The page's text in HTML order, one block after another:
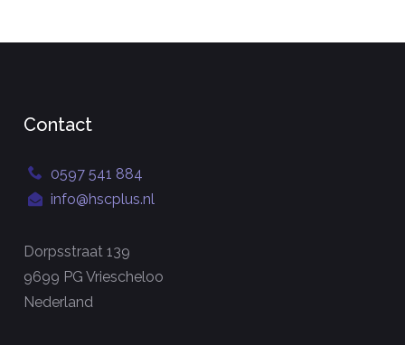
Contact
0597 541 884
info@hscplus.nl
Dorpsstraat 139
9699 PG Vriescheloo
Nederland